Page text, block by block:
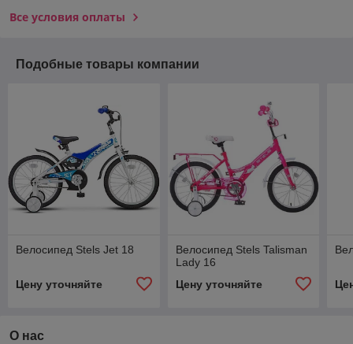
Все условия оплаты
Подобные товары компании
Велосипед Stels Jet 18
Цену уточняйте
Велосипед Stels Talisman
Lady 16
Цену уточняйте
О нас